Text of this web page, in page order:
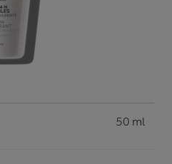
Volume
50 ml